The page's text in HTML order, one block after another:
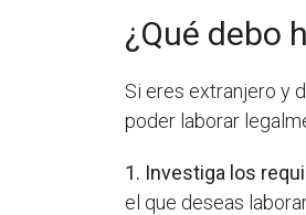
¿Qué debo
Si eres extranjero y
poder laborar
1. Investiga los
el que deseas